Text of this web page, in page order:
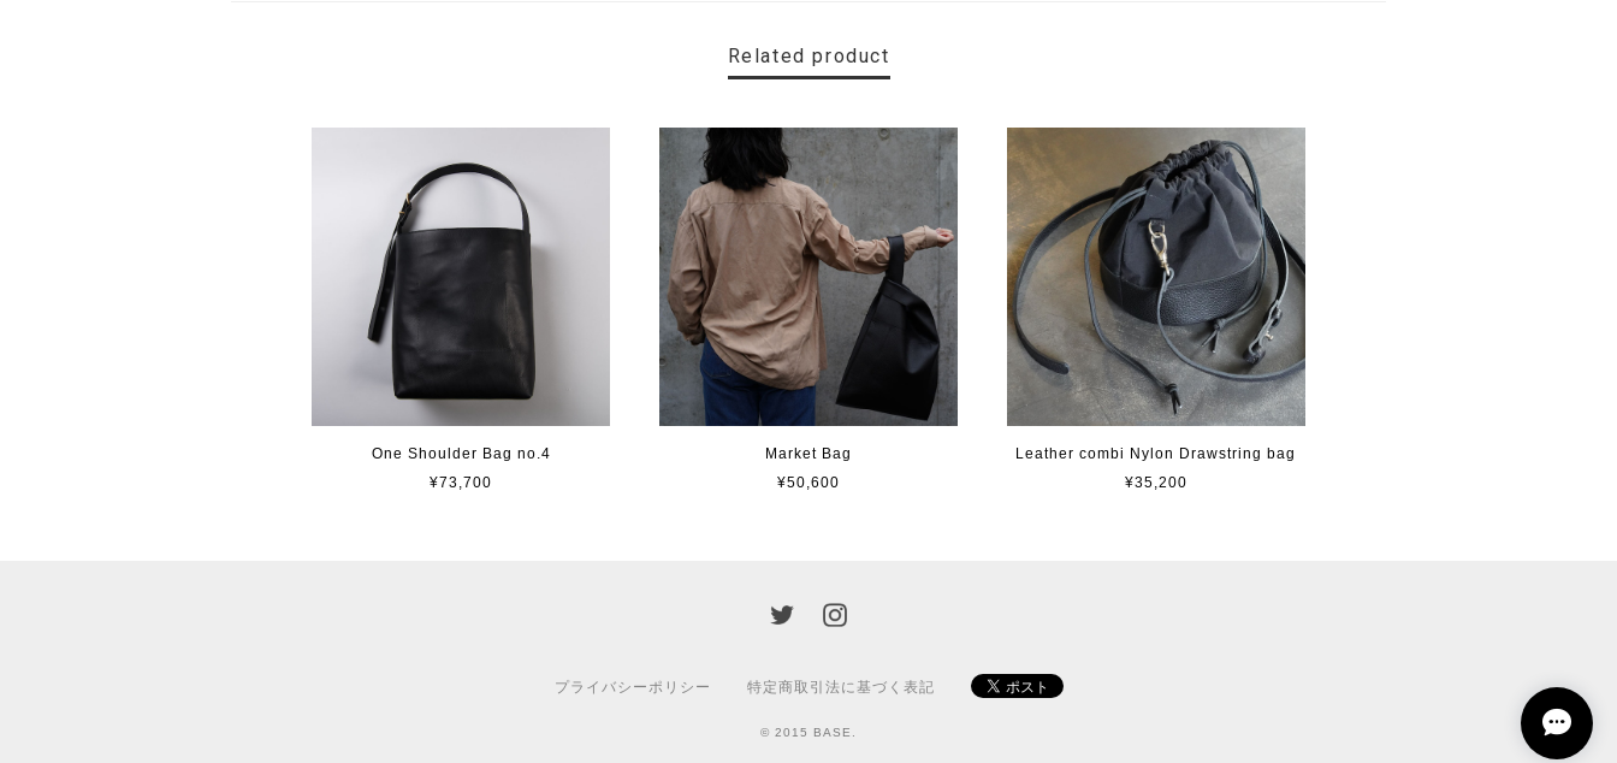
Related product
One Shoulder Bag no.4
¥73,700
Market Bag
¥50,600
Leather combi Nylon Drawstring bag
¥35,200
プライバシーポリシー 特定商取引法に基づく表記
© 2015 BASE.